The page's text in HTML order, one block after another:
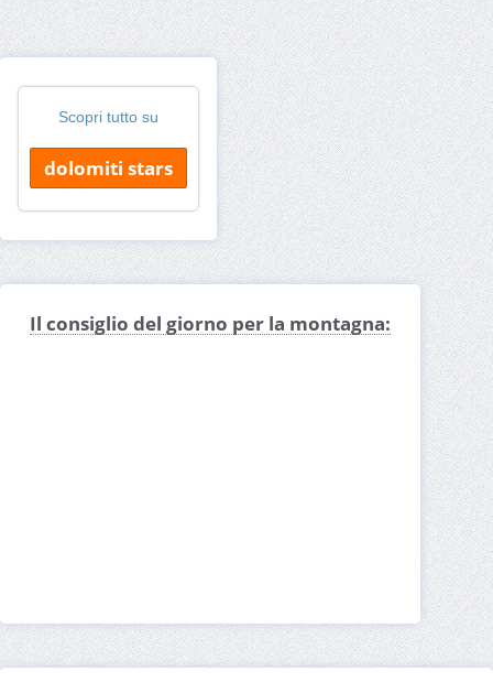
Scopri tutto su
dolomiti stars
Il consiglio del giorno per la montagna: